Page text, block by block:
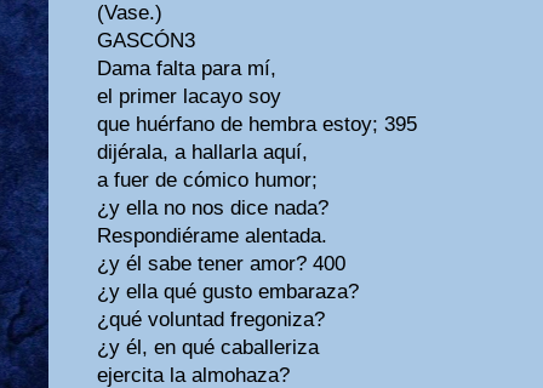
(Vase.)
GASCÓN3
Dama falta para mí,
el primer lacayo soy
que huérfano de hembra estoy; 395
dijérala, a hallarla aquí,
a fuer de cómico humor;
¿y ella no nos dice nada?
Respondiérame alentada.
¿y él sabe tener amor? 400
¿y ella qué gusto embaraza?
¿qué voluntad fregoniza?
¿y él, en qué caballeriza
ejercita la almohaza?